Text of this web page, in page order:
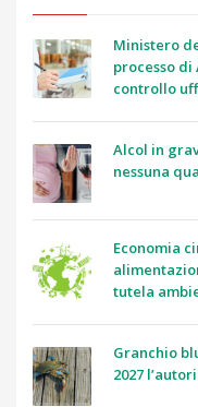
Ministero
processo di
controllo
Alcol in
nessuna
Economia
tutela
Granchio
2027